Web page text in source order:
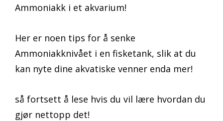
Ammoniakk i et akvarium!
Her er noen tips for å senke
Ammoniakknivået i en fisketank, slik at du
kan nyte dine akvatiske venner enda mer!
så fortsett å lese hvis du vil lære hvordan du
gjør nettopp det!